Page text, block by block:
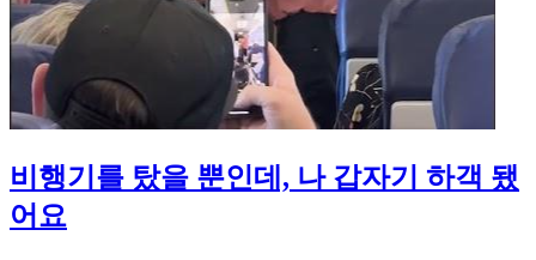
비행기를 탔을 뿐인데, 나 갑자기 하객 됐
어요